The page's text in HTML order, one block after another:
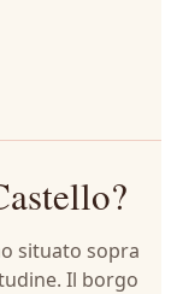
situato sopra
Il borgo